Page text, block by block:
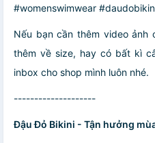
#womenswimwear
Nếu bạn cần thêm video
thêm về size, hay có bất kì
inbox cho shop mình luôn nhé.
--------------------
Đậu Đỏ Bikini - Tận hưởng